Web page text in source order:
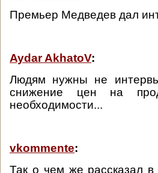
Премьер Медведев дал
Aydar AkhatoV:
Людям нужны не
снижение цен на
необходимости...
vkommente:
Так о чем же рассказал